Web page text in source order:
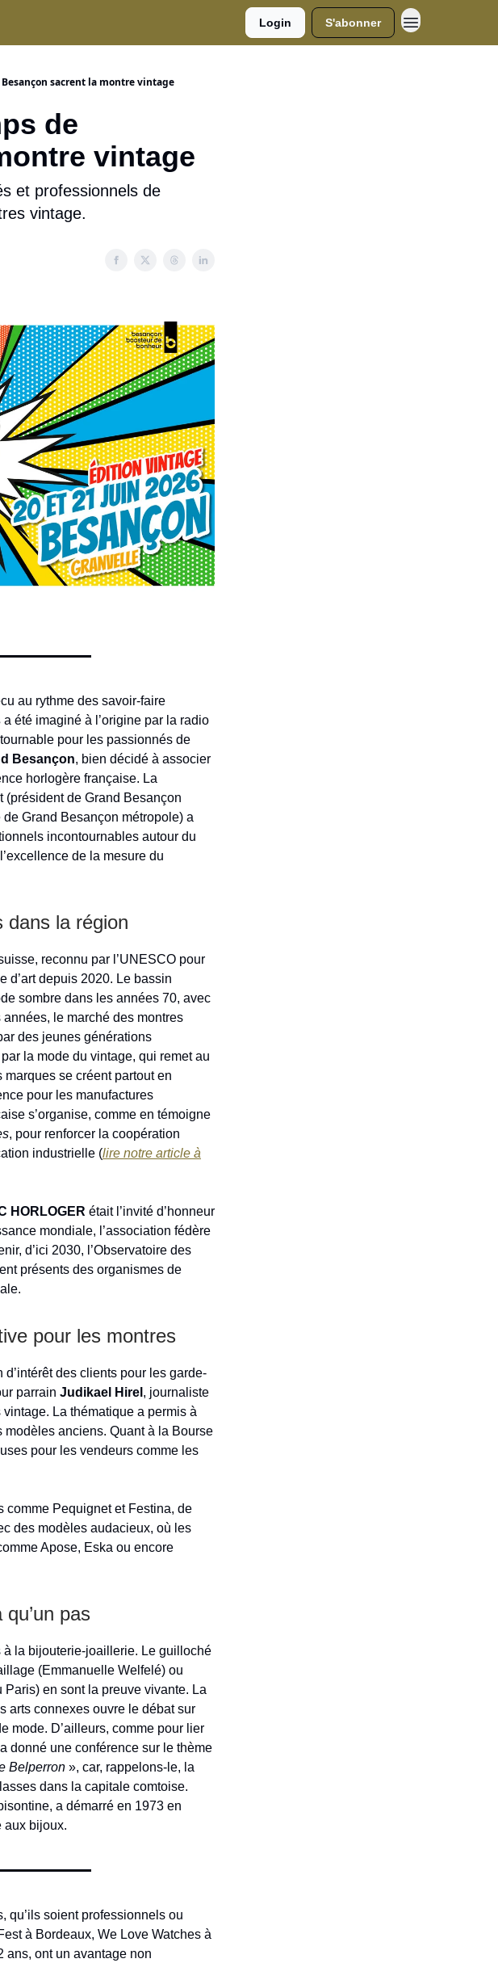
Login S'abonner
Besançon sacrent la montre vintage
de
vintage
et professionnels de
vintage.
au rythme des savoir-faire
a été imaginé à l’origine par la radio
pour les passionnés de
Besançon, bien décidé à associer
horlogère française. La
(président de Grand Besançon
Grand Besançon métropole) a
incontournables autour du
de la mesure du
dans la région
reconnu par l’UNESCO pour
d’art depuis 2020. Le bassin
sombre dans les années 70, avec
années, le marché des montres
des jeunes générations
la mode du vintage, qui remet au
se créent partout en
pour les manufactures
s’organise, comme en témoigne
, pour renforcer la coopération
industrielle (lire notre article à
HORLOGER était l’invité d’honneur
mondiale, l’association fédère
d’ici 2030, l’Observatoire des
présents des organismes de
pour les montres
des clients pour les garde-
parrain Judikael Hirel , journaliste
La thématique a permis à
modèles anciens. Quant à la Bourse
pour les vendeurs comme les
comme Pequignet et Festina, de
des modèles audacieux, où les
Apose, Eska ou encore
pas
à la bijouterie-joaillerie. Le guilloché
(Emmanuelle Welfelé) ou
en sont la preuve vivante. La
arts connexes ouvre le débat sur
mode. D’ailleurs, comme pour lier
a donné une conférence sur le thème
Belperron », car, rappelons-le, la
dans la capitale comtoise.
a démarré en 1973 en
aux bijoux.
qu’ils soient professionnels ou
à Bordeaux, We Love Watches à
ans, ont un avantage non